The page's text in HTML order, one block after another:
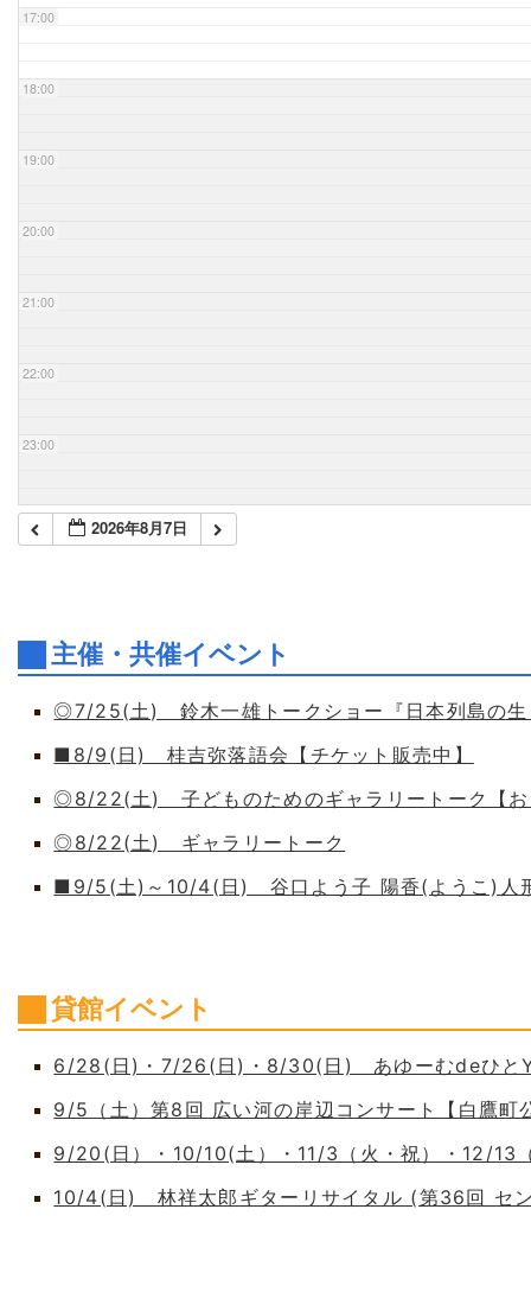
17:00
18:00
19:00
20:00
21:00
22:00
23:00
2026年8月7日
主催・共催イベント
◎7/25(土) 鈴木一雄トークショー『日本列島の生
■8/9(日) 桂吉弥落語会【チケット販売中】
◎8/22(土) 子どものためのギャラリートーク【お
◎8/22(土) ギャラリートーク
■9/5(土)～10/4(日) 谷口よう子 陽香(ようこ)人
貸館イベント
6/28(日)・7/26(日)・8/30(日) あゆーむdeひと
9/5（土）第8回 広い河の岸辺コンサート【白鷹町
9/20(日）・10/10(土）・11/3（火・祝）・12/
10/4(日) 林祥太郎ギターリサイタル (第36回 セ